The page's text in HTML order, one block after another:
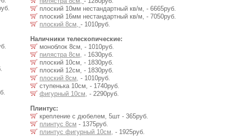
плоский 10мм нестандартный кв/м, - 6665руб.
плоский 16мм нестандартный кв/м, - 7050руб.
плоский 8см, - 1010руб.
Наличники телескопические:
моноблок 8см, - 1010руб.
пилястра 8см, - 1630руб.
плоский 10см, - 1830руб.
плоский 12см, - 1830руб.
плоский 8см, - 1010руб.
ступенька 10см, - 1740руб.
фигурный 10см, - 2290руб.
Плинтус:
крепление с дюбелем, 5шт - 365руб.
плинтус 8см - 1375руб.
плинтус фигурный 10см, - 1925руб.